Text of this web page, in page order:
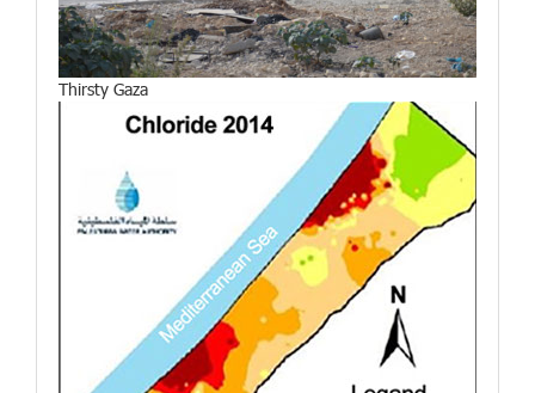
Thirsty Gaza